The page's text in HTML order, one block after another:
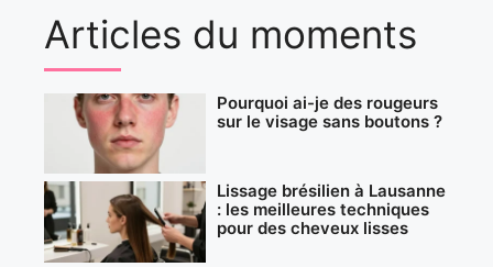
Articles du moments
Pourquoi ai-je des rougeurs
sur le visage sans boutons ?
Lissage brésilien à Lausanne
: les meilleures techniques
pour des cheveux lisses